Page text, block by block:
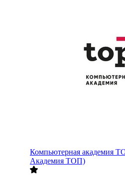
Компьютерная академия
Академия ТОП)